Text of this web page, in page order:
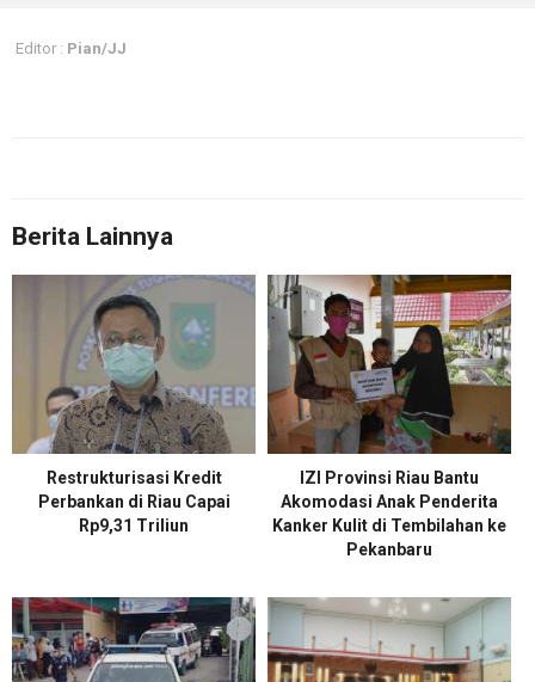
Editor : Pian/JJ
Berita Lainnya
Restrukturisasi Kredit
Perbankan di Riau Capai
Rp9,31 Triliun
IZI Provinsi Riau Bantu
Akomodasi Anak Penderita
Kanker Kulit di Tembilahan ke
Pekanbaru